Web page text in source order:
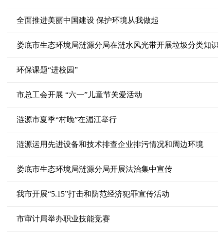
全面推进美丽中国建设 保护环境从我做起
娄底市生态环境局涟源分局在涟水风光带开展垃圾分类知
环保课题“进校园”
市总工会开展 “六一”儿童节关爱活动
涟源市夏季“村晚”在湄江举行
涟源运用先进设备和技术排查企业排污情况和周边环境
娄底市生态环境局涟源分局开展法治集中宣传
我市开展“5.15”打击和防范经济犯罪宣传活动
市审计局举办职业技能竞赛